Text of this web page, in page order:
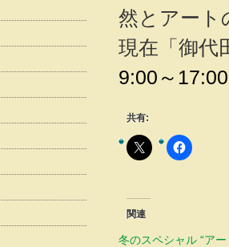
然とアート
現在「御代
9:00～
共有:
関連
冬のスペシャル “ア